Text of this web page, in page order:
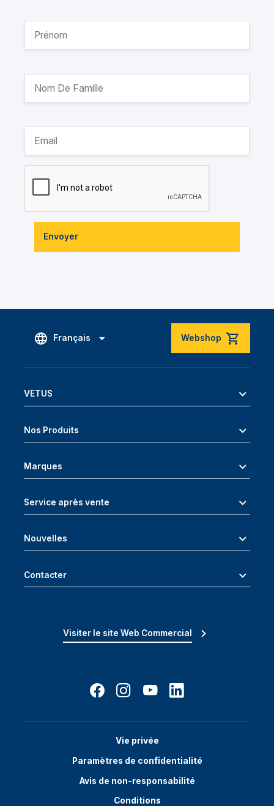
Envoyer
Français Webshop
VETUS
Nos Produits
Marques
Service après vente
Nouvelles
Contacter
Visiter le site Web Commercial
Vie privée
Paramètres de confidentialité
Avis de non-responsabilité
Conditions